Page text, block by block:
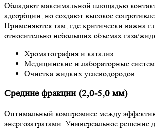
Обладают максимальной площадью
адсорбции, но создают высокое
Применяются там, где критически важна
относительно небольших объемах газа/
Хроматография и катализ
Медицинские и лабораторные
Очистка жидких углеводородов
Средние фракции (2,0-5,0 мм)
Оптимальный компромисс между
энергозатратами. Универсальное решение